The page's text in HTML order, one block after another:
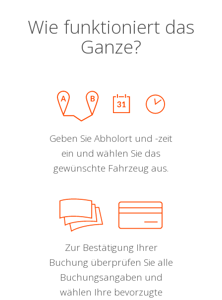
Wie funktioniert das
Ganze?
Geben Sie Abholort und -zeit
ein und wählen Sie das
gewünschte Fahrzeug aus.
Zur Bestätigung Ihrer
Buchung überprüfen Sie alle
Buchungsangaben und
wählen Ihre bevorzugte